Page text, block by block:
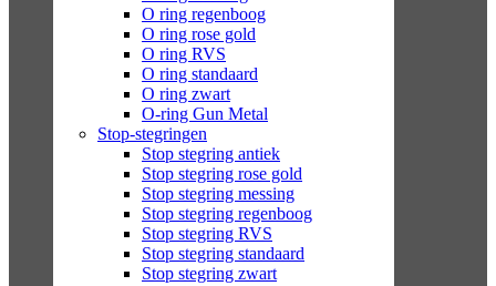
O ring regenboog
O ring rose gold
O ring RVS
O ring standaard
O ring zwart
O-ring Gun Metal
Stop-stegringen
Stop stegring antiek
Stop stegring rose gold
Stop stegring messing
Stop stegring regenboog
Stop stegring RVS
Stop stegring standaard
Stop stegring zwart